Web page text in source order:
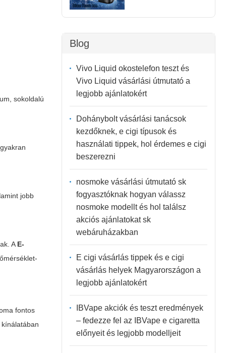
sokoldalú
gyakran
jobb
A E-
fontos
kínálatában
Blog
Vivo Liquid okostelefon teszt és
Vivo Liquid vásárlási útmutató a
legjobb ajánlatokért
Dohánybolt vásárlási tanácsok
kezdőknek, e cigi típusok és
használati tippek, hol érdemes e cigi
beszerezni
nosmoke vásárlási útmutató sk
fogyasztóknak hogyan válassz
nosmoke modellt és hol találsz
akciós ajánlatokat sk
webáruházakban
E cigi vásárlás tippek és e cigi
vásárlás helyek Magyarországon a
legjobb ajánlatokért
IBVape akciók és teszt eredmények
– fedezze fel az IBVape e cigaretta
előnyeit és legjobb modelljeit